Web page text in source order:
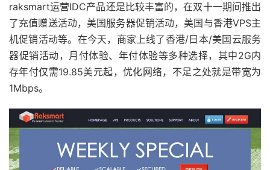
raksmart运营IDC产品还是比较丰富的，在双十一期间推出
了充值赠送活动，美国服务器促销活动，美国与香港VPS主
机促销活动等。在今天，商家上线了香港/日本/美国云服务
器促销活动，月付体验、年付体验等多种选择，其中2G内
存年付仅需19.85美元起，优化网络，不足之处就是带宽为
1Mbps。